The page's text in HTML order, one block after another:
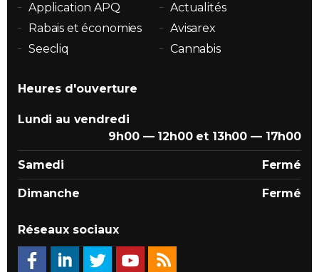
Application APQ
Actualités
Rabais et économies
Avisarex
Seecliq
Cannabis
Heures d'ouverture
Lundi au vendredi
9h00 — 12h00 et 13h00 — 17h00
Samedi Fermé
Dimanche Fermé
Réseaux sociaux